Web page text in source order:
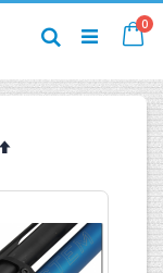
0
Zoek
Van
sorteren